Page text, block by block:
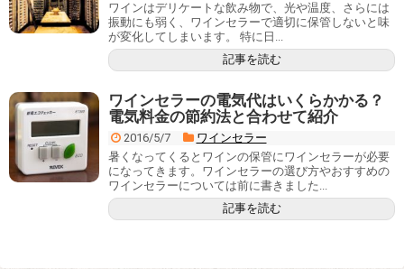
ワインはデリケートな飲み物で、光や温度、さらには
振動にも弱く、ワインセラーで適切に保管しないと味
が変化してしまいます。 特に日...
記事を読む
ワインセラーの電気代はいくらかかる？
電気料金の節約法と合わせて紹介
2016/5/7
ワインセラー
暑くなってくるとワインの保管にワインセラーが必要
になってきます。ワインセラーの選び方やおすすめの
ワインセラーについては前に書きました...
記事を読む